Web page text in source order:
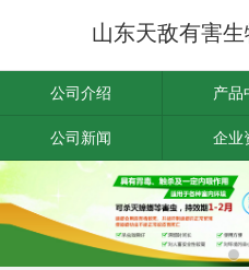
山东天敌有害
公司介绍 产品
公司新闻 企业